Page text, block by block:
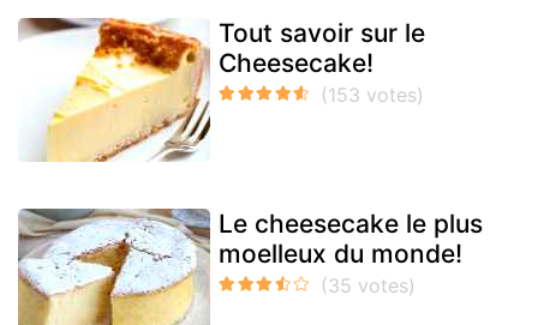
Tout savoir sur le
Cheesecake!
Le cheesecake le plus
moelleux du monde!